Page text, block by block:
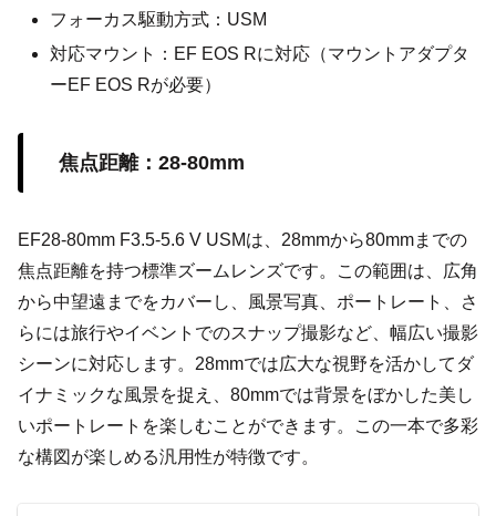
フォーカス駆動方式：USM
対応マウント：EF EOS Rに対応（マウントアダプタ
ーEF EOS Rが必要）
焦点距離：28-80mm
EF28-80mm F3.5-5.6 V USMは、28mmから80mmまでの
焦点距離を持つ標準ズームレンズです。この範囲は、広角
から中望遠までをカバーし、風景写真、ポートレート、さ
らには旅行やイベントでのスナップ撮影など、幅広い撮影
シーンに対応します。28mmでは広大な視野を活かしてダ
イナミックな風景を捉え、80mmでは背景をぼかした美し
いポートレートを楽しむことができます。この一本で多彩
な構図が楽しめる汎用性が特徴です。